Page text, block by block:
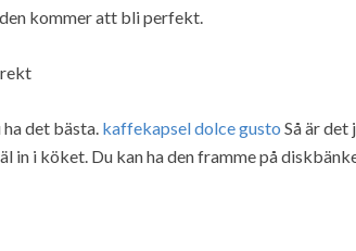
kommer att bli perfekt.
det bästa. kaffekapsel dolce gusto Så är det
in i köket. Du kan ha den framme på